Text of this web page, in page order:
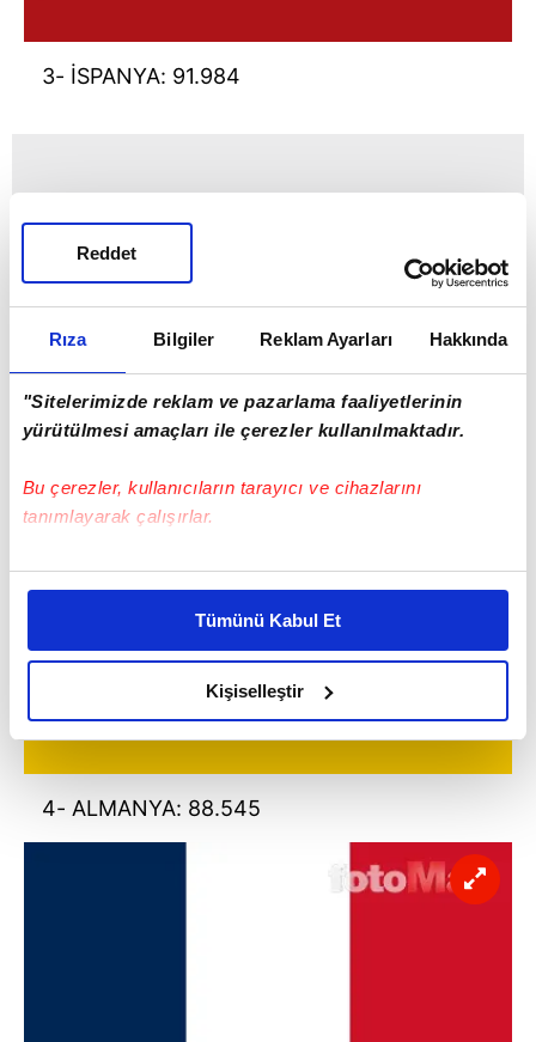
Rıza Bilgiler Reklam Ayarları Hakkında
"Sitelerimizde reklam ve pazarlama faaliyetlerinin
yürütülmesi amaçları ile çerezler kullanılmaktadır.
Bu çerezler, kullanıcıların tarayıcı ve cihazlarını
tanımlayarak çalışırlar.
Bu çerezlere izin vermeniz halinde sizlere özel
daha iyi reklam deneyimi yaşatabiliriz. Bunu yaparken
amacımızın size daha iyi bir reklam deneyimi sunmak
olduğunu ve sizlere en iyi içerikleri sunabilmek adına
elimizden gelen çabayı gösterdiğimizi ve bu noktada,
reklamların maliyetlerimizi karşılamak noktasında tek gelir
kalemimiz olduğunu sizlere hatırlatmak isteriz.
Tümünü Kabul Et
Kişiselleştir
Reddet
3- İSPANYA: 91.984
4- ALMANYA: 88.545